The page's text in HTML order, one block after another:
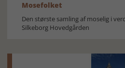
Mosefolket
Den største samling af moselig i
Silkeborg Hovedgården